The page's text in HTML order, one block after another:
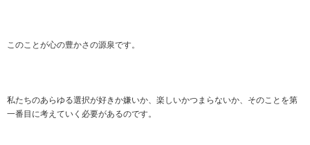
このことが心の豊かさの源泉です。
私たちのあらゆる選択が好きか嫌いか、楽しいかつまらないか、そのことを第
一番目に考えていく必要があるのです。